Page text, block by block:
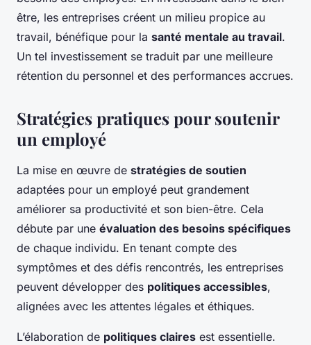
être, les entreprises créent un milieu propice au
travail, bénéfique pour la santé mentale au travail.
Un tel investissement se traduit par une meilleure
rétention du personnel et des performances accrues.
Stratégies pratiques pour soutenir
un employé
La mise en œuvre de stratégies de soutien
adaptées pour un employé peut grandement
améliorer sa productivité et son bien-être. Cela
débute par une évaluation des besoins spécifiques
de chaque individu. En tenant compte des
symptômes et des défis rencontrés, les entreprises
peuvent développer des politiques accessibles,
alignées avec les attentes légales et éthiques.
L’élaboration de politiques claires est essentielle.